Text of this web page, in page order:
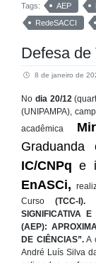
Tags: AEP
RedeSACCI
Defesa de
8 de janeiro de
No dia 20/12
(UNIPAMPA),
acadêmica
IC/CNPqe
EnASCi,
Curso (TCC-I).
SIGNIFICATIVA E
(AEP):
DE CIÊNCIAS”.A
André Luís Silva